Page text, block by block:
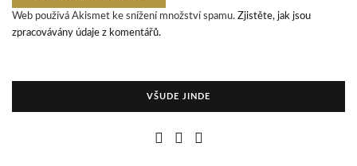
Web používá Akismet ke snížení množství spamu. Zjistěte, jak jsou
zpracovávány údaje z komentářů.
VŠUDE JINDE